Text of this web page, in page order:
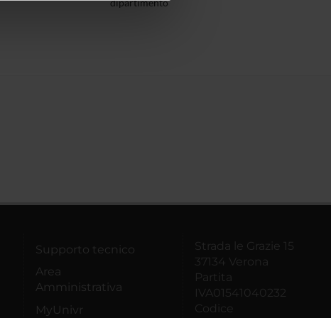
che hai fornito loro o
dipartimento
Supporto tecnico
Area
Amministrativa
MyUnivr
Strada le Grazie 15
37134 Verona
Partita
IVA01541040232
Codice